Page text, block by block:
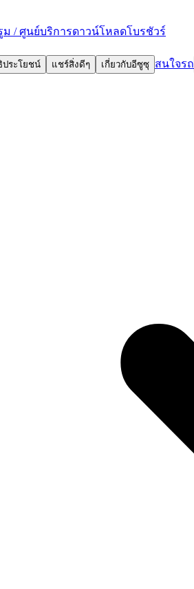
/ ศูนย์บริการดาวน์โหลดโบรชัวร์
ประโยชน์ แชร์สิ่งดีๆ เกี่ยวกับอีซูซุ สนใจรถ